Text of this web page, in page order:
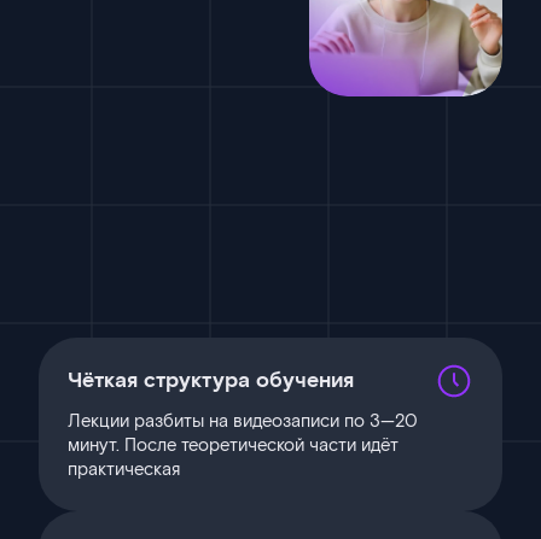
Чёткая структура обучения
Лекции разбиты на видеозаписи по 3—20
минут. После теоретической части идёт
практическая